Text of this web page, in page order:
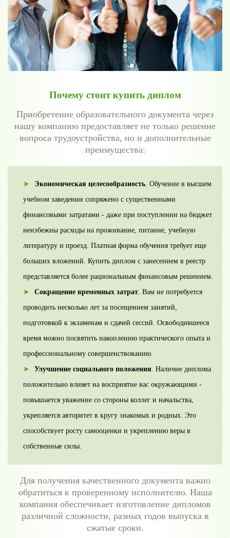
Почему стоит купить диплом
Приобретение образовательного документа через
нашу компанию предоставляет не только решение
вопроса трудоустройства, но и дополнительные
преимущества:
Экономическая целесообразность. Обучение в высшем
учебном заведении сопряжено с существенными
финансовыми затратами - даже при поступлении на бюджет
неизбежны расходы на проживание, питание, учебную
литературу и проезд. Платная форма обучения требует еще
больших вложений. Купить диплом с занесением в реестр
представляется более рациональным финансовым решением.
Сокращение временных затрат. Вам не потребуется
проводить несколько лет за посещением занятий,
подготовкой к экзаменам и сдачей сессий. Освободившееся
время можно посвятить накоплению практического опыта и
профессиональному совершенствованию.
Улучшение социального положения. Наличие диплома
положительно влияет на восприятие вас окружающими -
повышается уважение со стороны коллег и начальства,
укрепляется авторитет в кругу знакомых и родных. Это
способствует росту самооценки и укреплению веры в
собственные силы.
Для получения качественного документа важно
обратиться к проверенному исполнителю. Наша
компания обеспечивает изготовление дипломов
различной сложности, разных годов выпуска в
сжатые сроки.